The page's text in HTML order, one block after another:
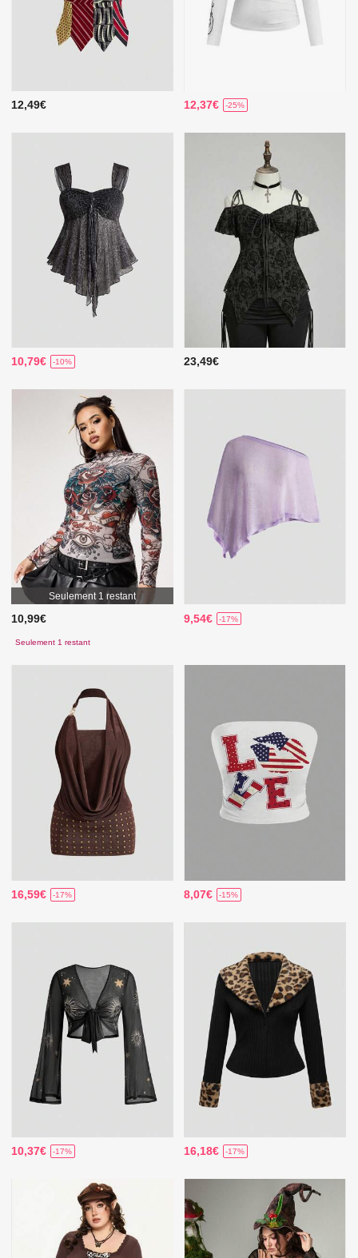
12,49€ 12,37€ -25%
10,79€ -10% 23,49€
Seulement 1 restant
10,99€
Seulement 1 restant
9,54€ -17%
16,59€ -17% 8,07€ -15%
10,37€ -17% 16,18€ -17%